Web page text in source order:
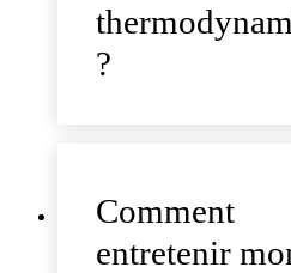
?
Comment
entretenir